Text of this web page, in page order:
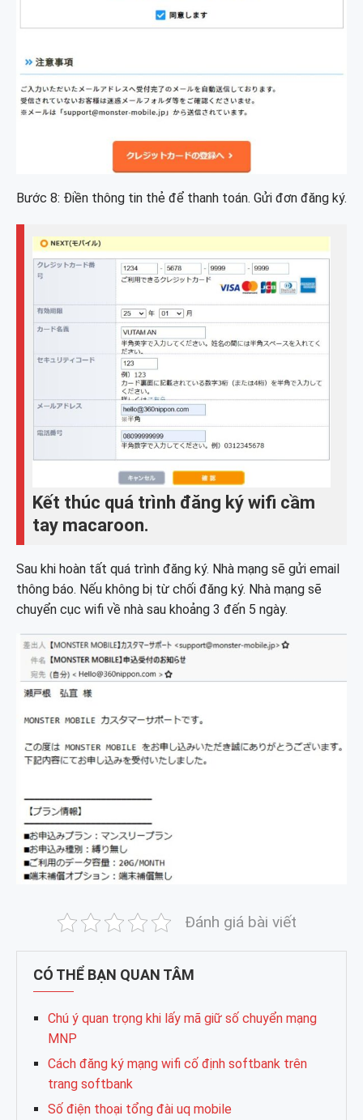
Bước 8: Điền thông tin thẻ để thanh toán. Gửi đơn đăng ký.
Kết thúc quá trình đăng ký wifi cầm
tay macaroon.
Sau khi hoàn tất quá trình đăng ký. Nhà mạng sẽ gửi email
thông báo. Nếu không bị từ chối đăng ký. Nhà mạng sẽ
chuyển cục wifi về nhà sau khoảng 3 đến 5 ngày.
Đánh giá bài viết
CÓ THỂ BẠN QUAN TÂM
Chú ý quan trọng khi lấy mã giữ số chuyển mạng
MNP
Cách đăng ký mạng wifi cố định softbank trên
trang softbank
Số điện thoại tổng đài uq mobile